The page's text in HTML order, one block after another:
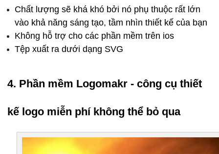
Chất lượng sẽ khá khó bởi nó phụ thuộc rất lớn
vào khả năng sáng tạo, tầm nhìn thiết kế của bạn
Không hỗ trợ cho các phần mềm trên ios
Tệp xuất ra dưới dạng SVG
4. Phần mềm Logomakr - công cụ thiết
kế logo miễn phí không thể bỏ qua